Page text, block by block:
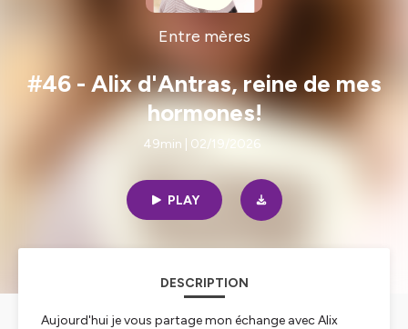
Entre mères
#46 - Alix d'Antras, reine de mes
hormones!
49min | 02/19/2026
PLAY
DESCRIPTION
Aujourd'hui je vous partage mon échange avec Alix